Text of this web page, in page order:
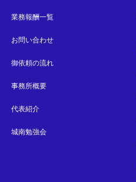
業務報酬一覧
お問い合わせ
御依頼の流れ
事務所概要
代表紹介
城南勉強会